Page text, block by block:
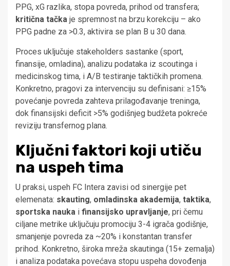
PPG, xG razlika, stopa povreda, prihod od transfera;
kritična tačka je spremnost na brzu korekciju – ako
PPG padne za >0.3, aktivira se plan B u 30 dana.
Proces uključuje stakeholders sastanke (sport,
finansije, omladina), analizu podataka iz scou­t­inga i
medicinskog tima, i A/B testiranje taktičkih promena.
Konkretno, pragovi za intervenciju su definisani: ≥15%
povećanje povreda zahteva prilagođavanje treninga,
dok finansijski deficit >5% godišnjeg budžeta pokreće
reviziju transfernog plana.
Ključni faktori koji utiču
na uspeh tima
U praksi, uspeh FC Intera zavisi od sinergije pet
elemenata: skauting, omladinska akademija, taktika,
sportska nauka i finansijsko upravljanje, pri čemu
ciljane metrike uključuju promociju 3-4 igrača godišnje,
smanjenje povreda za ~20% i konstantan transfer
prihod. Konkretno, široka mreža skautinga (15+ zemalja)
i analiza podataka povećava stopu uspeha dovođenja